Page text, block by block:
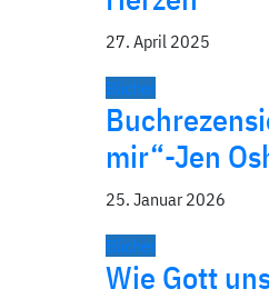
27. April 2025
Bücher
mir“-Jen
25. Januar 2026
Bücher
Wie Gott